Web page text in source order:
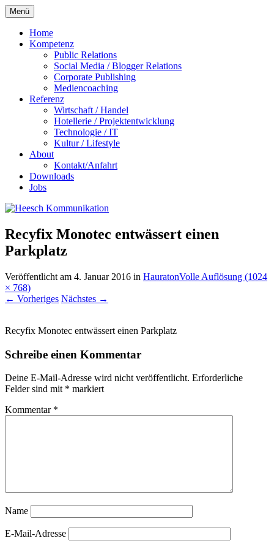
Menü Zum
Inhalt
springen
Home
Kompetenz
Public Relations
Social Media / Blogger Relations
Corporate Publishing
Mediencoaching
Referenz
Wirtschaft / Handel
Hotellerie / Projektentwicklung
Technologie / IT
Kultur / Lifestyle
About
Kontakt/Anfahrt
Downloads
Jobs
Recyfix Monotec entwässert einen
Parkplatz
Veröffentlicht am 4. Januar 2016 in HauratonVolle Auflösung (1024
× 768)
← Vorheriges Nächstes →
Recyfix Monotec entwässert einen Parkplatz
Schreibe einen Kommentar
Deine E-Mail-Adresse wird nicht veröffentlicht. Erforderliche
Felder sind mit * markiert
Kommentar *
Name
E-Mail-Adresse